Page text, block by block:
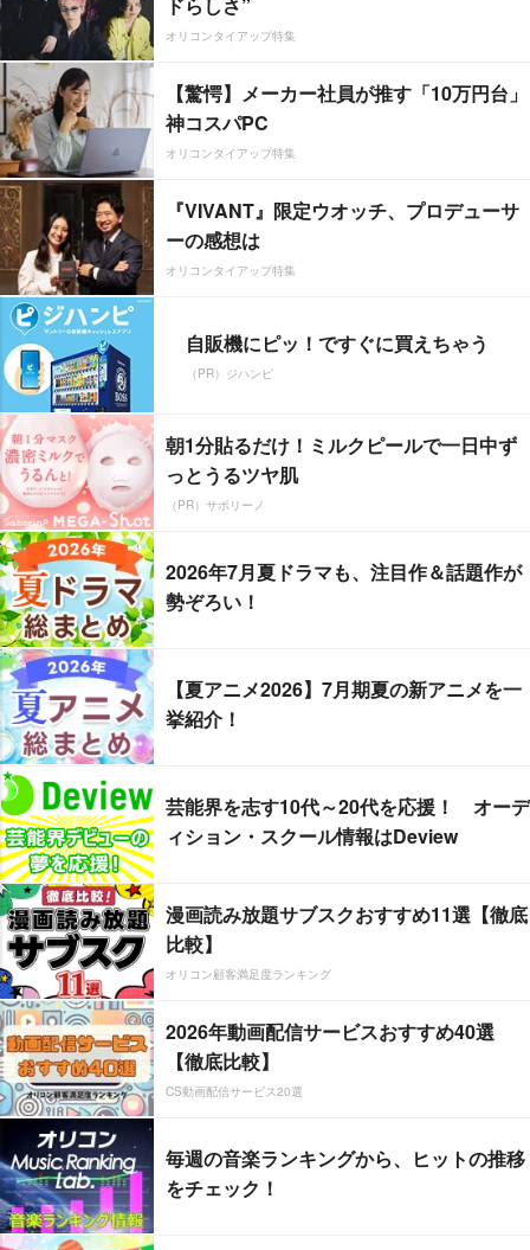
オリコンタイアップ特集
【驚愕】メーカー社員が推す「10万円台」
神コスパPC
オリコンタイアップ特集
『VIVANT』限定ウオッチ、プロデューサ
ーの感想は
オリコンタイアップ特集
自販機にピッ！ですぐに買えちゃう
（PR）ジハンピ
朝1分貼るだけ！ミルクピールで一日中ず
っとうるツヤ肌
（PR）サボリーノ
2026年7月夏ドラマも、注目作＆話題作が
勢ぞろい！
【夏アニメ2026】7月期夏の新アニメを一
挙紹介！
芸能界を志す10代～20代を応援！ オーデ
ィション・スクール情報はDeview
漫画読み放題サブスクおすすめ11選【徹底
比較】
オリコン顧客満足度ランキング
2026年動画配信サービスおすすめ40選
【徹底比較】
CS動画配信サービス20選
毎週の音楽ランキングから、ヒットの推移
をチェック！